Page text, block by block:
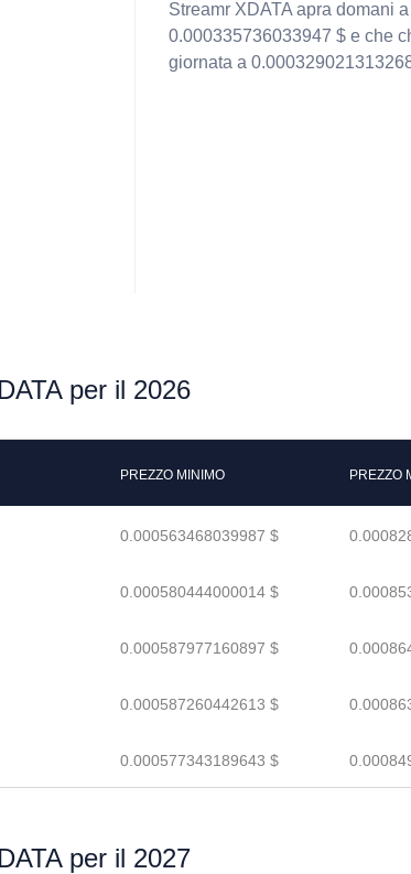
Streamr XDATA apra domani a
0.000335736033947 $ e che
giornata a
per il 2026
PREZZO MINIMO PREZZO
0.000563468039987 $
0.000580444000014 $
0.000587977160897 $
0.000587260442613 $
0.000577343189643 $
per il 2027